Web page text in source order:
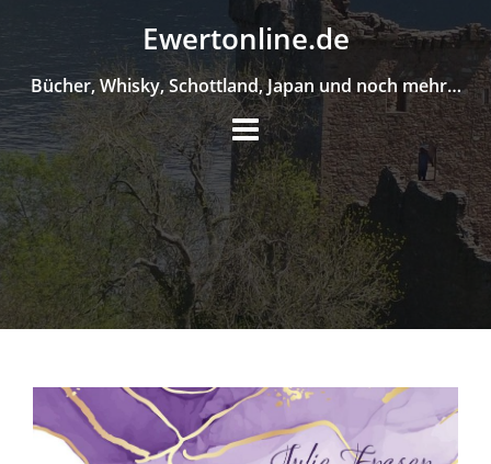
to
Ewertonline.de
Bücher, Whisky, Schottland, Japan und noch mehr…